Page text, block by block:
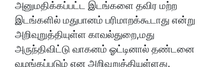
அனுமதிக்கப்பட்ட இடங்களை தவிர மற்ற
இடங்களில் மதுபானம் பரிமாறக்கூடாது என்று
அறிவுறுத்தியுள்ள காவல்துறை,மது
அருந்திவிட்டு வாகனம் ஓட்டினால் தண்டனை
வழங்கப்படும் என அறிவுறுத்தியுள்ளது.